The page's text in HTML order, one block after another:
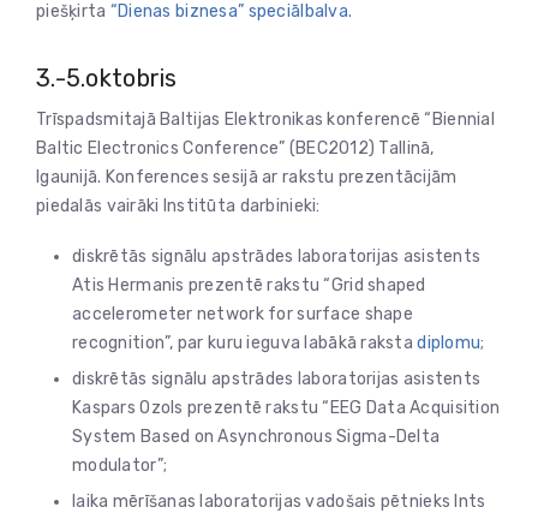
piešķirta “Dienas biznesa” speciālbalva.
3.-5.oktobris
Trīspadsmitajā Baltijas Elektronikas konferencē “Biennial
Baltic Electronics Conference” (BEC2012) Tallinā,
Igaunijā. Konferences sesijā ar rakstu prezentācijām
piedalās vairāki Institūta darbinieki:
diskrētās signālu apstrādes laboratorijas asistents
Atis Hermanis prezentē rakstu “Grid shaped
accelerometer network for surface shape
recognition”, par kuru ieguva labākā rakstadiplomu;
diskrētās signālu apstrādes laboratorijas asistents
Kaspars Ozols prezentē rakstu “EEG Data Acquisition
System Based on Asynchronous Sigma-Delta
modulator”;
laika mērīšanas laboratorijas vadošais pētnieks Ints